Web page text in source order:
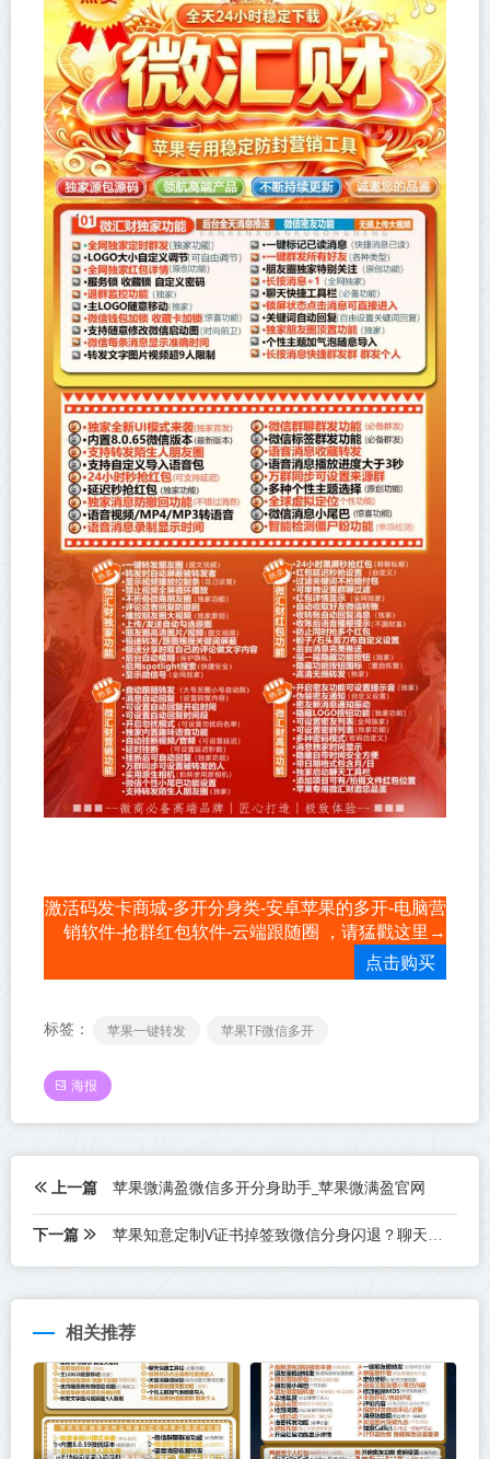
激活码发卡商城-多开分身类-安卓苹果的多开-电脑营
销软件-抢群红包软件-云端跟随圈 ，请猛戳这里→
点击购买
标签： 苹果一键转发 苹果TF微信多开
海报
上一篇 苹果微满盈微信多开分身助手_苹果微满盈官网
下一篇 苹果知意定制V证书掉签致微信分身闪退？聊天记录会消失吗？手把手教你避坑指南
相关推荐